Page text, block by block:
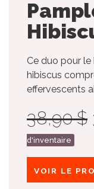
Ce duo pour
hibiscus
effervescents
38,90 $
d'inventaire
VOIR LE